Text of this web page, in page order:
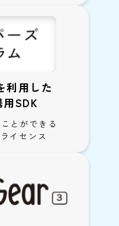
利用した
SDK
とができる
イセンス